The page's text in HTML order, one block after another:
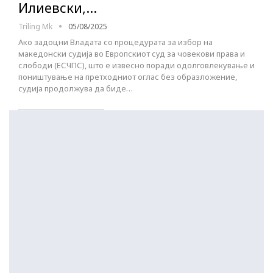
Илиевски,…
Triling Mk 05/08/2025
Ако задоцни Владата со процедурата за избор на
македонски судија во Европскиот суд за човекови права и
слободи (ЕСЧПС), што е извесно поради одолговлекување и
поништување на претходниот оглас без образложение,
судија продолжува да биде…